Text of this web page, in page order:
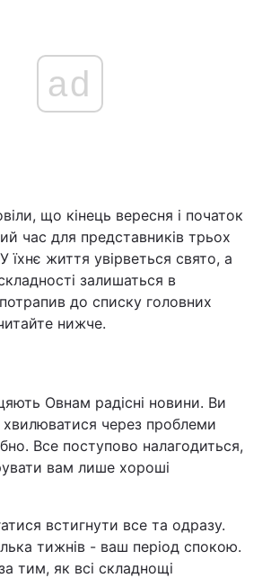
ad
що кінець вересня і початок
час для представників трьох
їхнє життя увірветься свято, а
залишаться в
до списку головних
нижче.
Овнам радісні новини. Ви
через проблеми
Все поступово налагодиться,
вам лише хороші
встигнути все та одразу.
тижнів - ваш період спокою.
тим, як всі складнощі